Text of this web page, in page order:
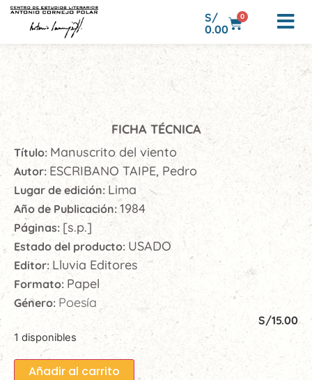
S/
0.00
0
FICHA TÉCNICA
Título: Manuscrito del viento
Autor: ESCRIBANO TAIPE, Pedro
Lugar de edición: Lima
Año de Publicación:1984
Páginas: [s.p.]
Estado del producto: USADO
Editor:Lluvia Editores
Formato: Papel
Género:Poesía
S/15.00
1 disponibles
Añadir al carrito